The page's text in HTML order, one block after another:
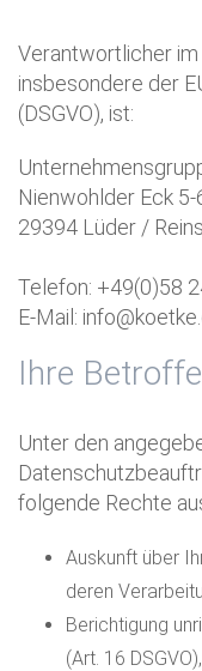
Verantwortlicher
insbesondere der
(DSGVO), ist:
Nienwohlder Eck 5-
29394 Lüder /
Telefon: +49(0)58
E-Mail:
Ihre
Unter den
folgende Rechte
Auskunft über
deren
Berichtigung
(Art. 16 DSGVO),